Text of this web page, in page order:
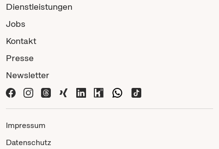
Dienstleistungen
Jobs
Kontakt
Presse
Newsletter
Impressum
Datenschutz